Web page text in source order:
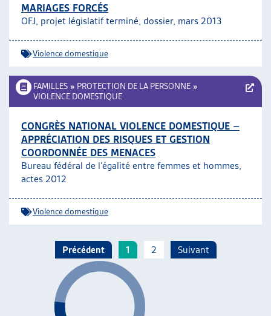
MARIAGES FORCÉS
OFJ, projet législatif terminé, dossier, mars 2013
Violence domestique
FAMILLES » PROTECTION DE LA PERSONNE »
VIOLENCE DOMESTIQUE
CONGRÈS NATIONAL VIOLENCE DOMESTIQUE –
APPRÉCIATION DES RISQUES ET GESTION
COORDONNÉE DES MENACES
Bureau fédéral de l’égalité entre femmes et hommes,
actes 2012
Violence domestique
Précédent 1 2 Suivant